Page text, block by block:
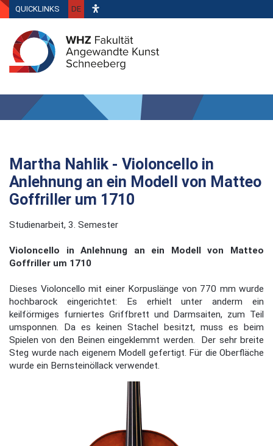
QUICKLINKS DE
Martha Nahlik - Violoncello in
Anlehnung an ein Modell von Matteo
Goffriller um 1710
Studienarbeit, 3. Semester
Violoncello in Anlehnung an ein Modell von Matteo
Goffriller um 1710
Dieses Violoncello mit einer Korpuslänge von 770 mm wurde
hochbarock eingerichtet: Es erhielt unter anderm ein
keilförmiges furniertes Griffbrett und Darmsaiten, zum Teil
umsponnen. Da es keinen Stachel besitzt, muss es beim
Spielen von den Beinen eingeklemmt werden. Der sehr breite
Steg wurde nach eigenem Modell gefertigt. Für die Oberfläche
wurde ein Bernsteinöllack verwendet.